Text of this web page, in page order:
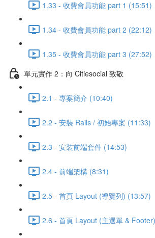
1.33 - 收費會員功能 part 1 (15:51)
1.34 - 收費會員功能 part 2 (22:12)
1.35 - 收費會員功能 part 3 (27:52)
單元實作 2：向 Citiesocial 致敬
2.1 - 專案簡介 (10:40)
2.2 - 安裝 Rails / 初始專案 (11:33)
2.3 - 安裝前端套件 (14:53)
2.4 - 前端架構 (8:31)
2.5 - 首頁 Layout (導覽列) (13:57)
2.6 - 首頁 Layout (主選單 &